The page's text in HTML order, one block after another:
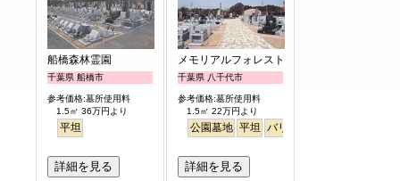
船橋森林霊園
千葉県 船橋市
参考価格:墓所使用料
1.5㎡ 36万円より
平坦
詳細を見る
メモリアルフォレスト八千代
千葉県 八千代市
参考価格:墓所使用料
1.5㎡ 22万円より
公園墓地 平坦 バリアフリー
詳細を見る